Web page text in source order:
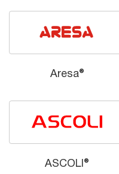
Aresa®
ASCOLI®